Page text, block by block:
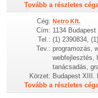
Tovább a részletes
Cég: Netro Kft.
Cím: 1134
Tel.: (1) 2390834,
Tev.: programozás,
webfejlesztés,
tanácsadás,
Körzet: Budapest XIII.
Tovább a részletes